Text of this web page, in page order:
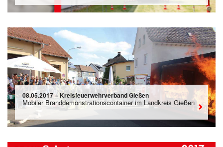
08.05.2017 – Kreisfeuerwehrverband Gießen
Mobiler Branddemonstrationscontainer im Landkreis Gießen